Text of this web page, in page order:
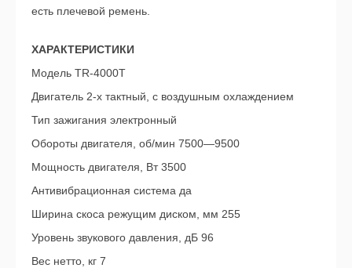
есть плечевой ремень.
ХАРАКТЕРИСТИКИ
Модель TR-4000T
Двигатель 2-х тактный, с воздушным охлаждением
Тип зажигания электронный
Обороты двигателя, об/мин 7500—9500
Мощность двигателя, Вт 3500
Антивибрационная система да
Ширина скоса режущим диском, мм 255
Уровень звукового давления, дБ 96
Вес нетто, кг 7